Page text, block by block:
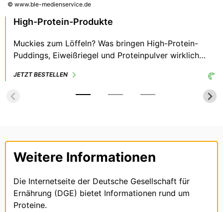
© www.ble-medienservice.de
High-Protein-Produkte
Muckies zum Löffeln? Was bringen High-Protein-
Puddings, Eiweißriegel und Proteinpulver wirklich
umweltfreundlichen Speiseplan?
JETZT BESTELLEN
Weitere Informationen
Die Internetseite der Deutsche Gesellschaft für
Ernährung (DGE) bietet Informationen rund um
Proteine.